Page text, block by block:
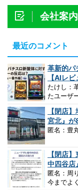
会社案
最近のコメント
革新的パ
【AIレビ
たけし：
たユーザ
【閉店
宮北』が
匿名：豊
【閉店
中四谷店
匿名：周
今までよ